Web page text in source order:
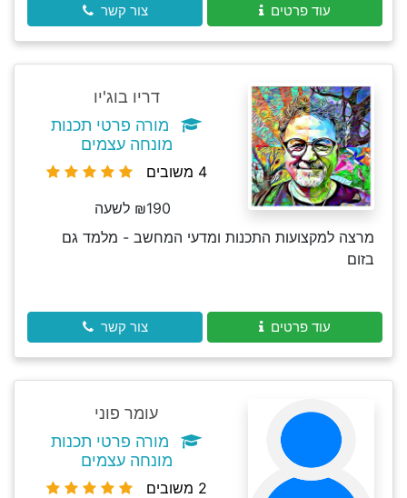
עוד פרטים צור קשר
דריו בוג'יו
מורה פרטי תכנות
מונחה עצמים
4 משובים
₪190 לשעה
מרצה למקצועות התכנות ומדעי המחשב - מלמד גם
בזום
עוד פרטים צור קשר
עומר פוני
מורה פרטי תכנות
מונחה עצמים
2 משובים